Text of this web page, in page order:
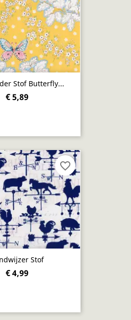
Stof Butterfly...
€ 5,89
Stof
€ 4,99
favorite_border